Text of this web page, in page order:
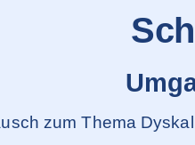
zum Thema